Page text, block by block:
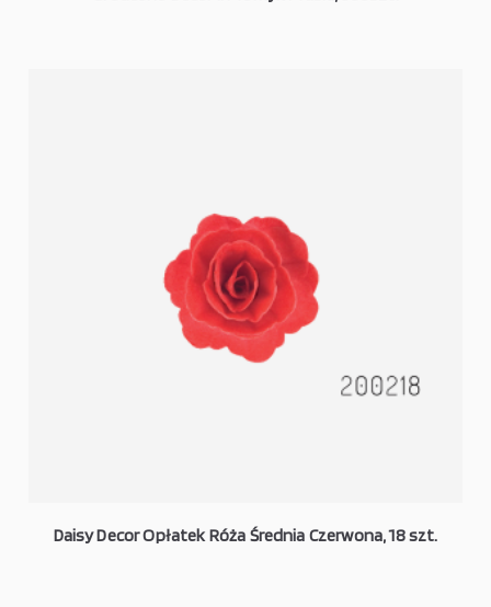
Daisy Decor Opłatek Róża Średnia Czerwona, 18 szt.